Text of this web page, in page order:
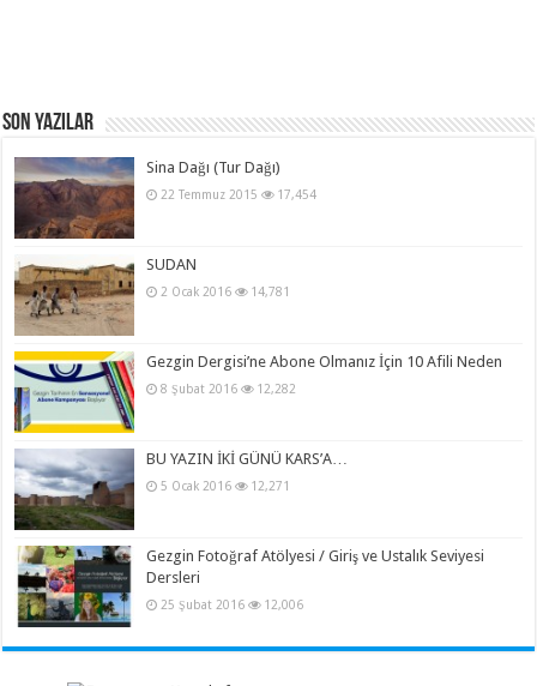
Son Yazılar
Sina Dağı (Tur Dağı)
22 Temmuz 2015 17,454
SUDAN
2 Ocak 2016 14,781
Gezgin Dergisi’ne Abone Olmanız İçin 10 Afili Neden
8 Şubat 2016 12,282
BU YAZIN İKİ GÜNÜ KARS’A…
5 Ocak 2016 12,271
Gezgin Fotoğraf Atölyesi / Giriş ve Ustalık Seviyesi
Dersleri
25 Şubat 2016 12,006